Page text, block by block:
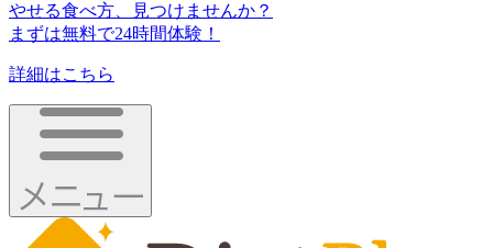
やせる食べ方、見つけませんか？
まずは無料で24時間体験！
詳細はこちら